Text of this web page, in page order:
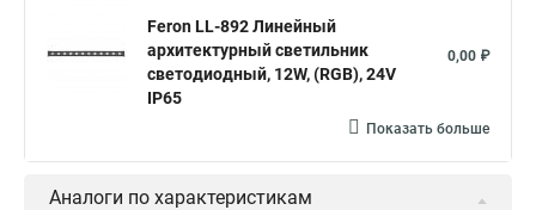
Feron LL-892 Линейный
архитектурный светильник
светодиодный, 12W, (RGB), 24V
IP65
0,00 ₽
Показать больше
Аналоги по характеристикам